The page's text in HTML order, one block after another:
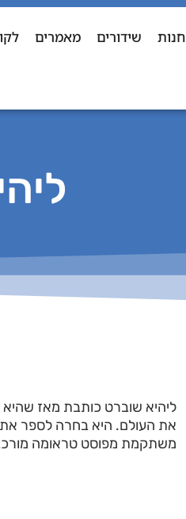
חנות שידורים מאמרים
ליהיא שוברט כותבת מאז
את העולם. היא בחרה לספר
משתקמת מפוסט טראומה